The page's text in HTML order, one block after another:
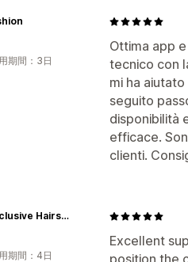
Ottima app
tecnico con
mi ha
seguito
disponibilità
efficace.
clienti.
期間：3日
Excellent
position the
KAPR - Exclusive Hairstyle Products
期間：4日